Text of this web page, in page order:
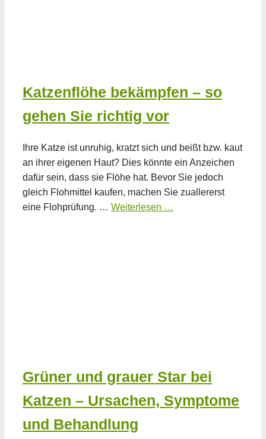
Katzenflöhe bekämpfen – so
gehen Sie richtig vor
Ihre Katze ist unruhig, kratzt sich und beißt bzw. kaut
an ihrer eigenen Haut? Dies könnte ein Anzeichen
dafür sein, dass sie Flöhe hat. Bevor Sie jedoch
gleich Flohmittel kaufen, machen Sie zuallererst
eine Flohprüfung. … Weiterlesen …
Grüner und grauer Star bei
Katzen – Ursachen, Symptome
und Behandlung